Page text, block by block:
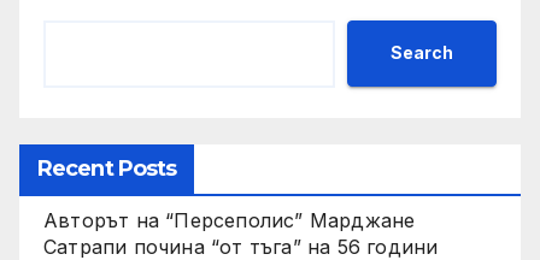
Search
Recent Posts
Авторът на “Персеполис” Марджане
Сатрапи почина “от тъга” на 56 години